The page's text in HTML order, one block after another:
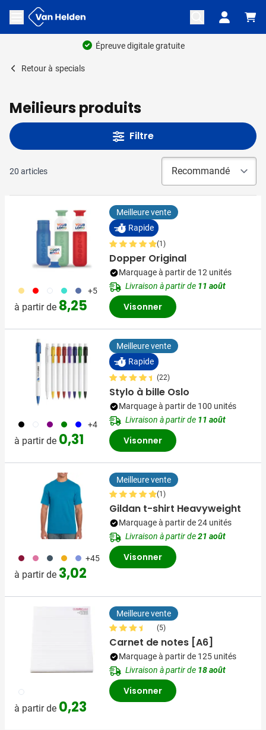
Aller au contenu
Ouvrir le menu
Épreuve digitale gratuite
Retour à specials
Meilieurs produits
Filtre
20 articles
694 696 697 852 698 +5
à partir de 8,25
Meilleure vente
Rapide
(1)
Dopper Original
Marquage à partir de 12 unités
Livraison à partir de 11 août
Visonner
001 002 024 004 005 +4
à partir de 0,31
Meilleure vente
Rapide
(22)
Stylo à bille Oslo
Marquage à partir de 100 unités
Livraison à partir de 11 août
Visonner
071 072 150 031 354 +45
à partir de 3,02
Meilleure vente
(1)
Gildan t-shirt Heavyweight
Marquage à partir de 24 unités
Livraison à partir de21 août
Visonner
002
à partir de 0,23
Meilleure vente
(5)
Carnet de notes [A6]
Marquage à partir de 125 unités
Livraison à partir de 18 août
Visonner